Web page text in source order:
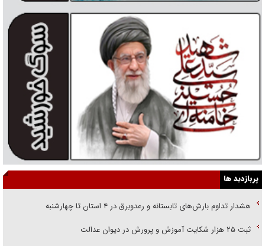
پربازدید ها
هشدار تداوم بارش‌های تابستانه و رعدوبرق در ۴ استان تا چهارشنبه
ثبت ۲۵ هزار شکایت آموزش و پرورش در دیوان عدالت